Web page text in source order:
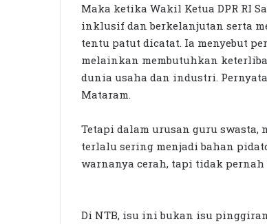
Maka ketika Wakil Ketua DPR RI
inklusif dan berkelanjutan serta
tentu patut dicatat. Ia menyebut
melainkan membutuhkan
dunia usaha dan industri.
Mataram.
Tetapi dalam urusan guru swasta,
terlalu sering menjadi bahan
warnanya cerah, tapi tidak pernah
Di NTB, isu ini bukan isu